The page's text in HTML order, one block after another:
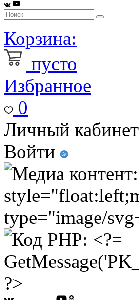
Корзина:
пусто
Избранное
0
Личный кабинет
Войти